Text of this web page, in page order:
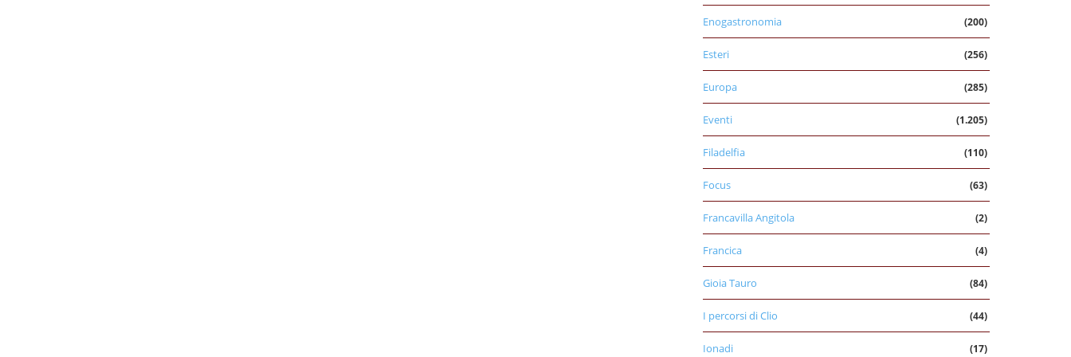
Enogastronomia (200)
Esteri (256)
Europa (285)
Eventi (1.205)
Filadelfia (110)
Focus (63)
Francavilla Angitola (2)
Francica (4)
Gioia Tauro (84)
I percorsi di Clio (44)
Ionadi (17)